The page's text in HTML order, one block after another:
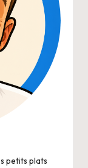
petits plats